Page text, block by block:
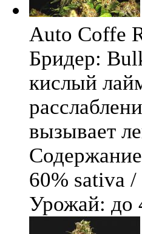
Auto Coffe
Бридер:
кислый
вызывает
60% sativa
Урожай: до